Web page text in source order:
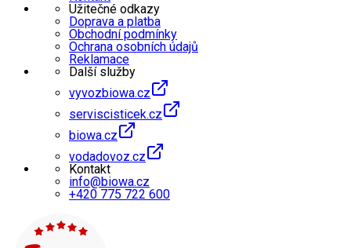
Užitečné odkazy
Doprava a platba
Obchodní podmínky
Ochrana osobních údajů
Reklamace
Další služby
vyvozbiowa.cz
serviscisticek.cz
biowa.cz
vodadovoz.cz
Kontakt
info@biowa.cz
+420 775 722 600